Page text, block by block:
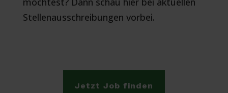
Stellenausschreibungen vorbei.
Jetzt Job finden